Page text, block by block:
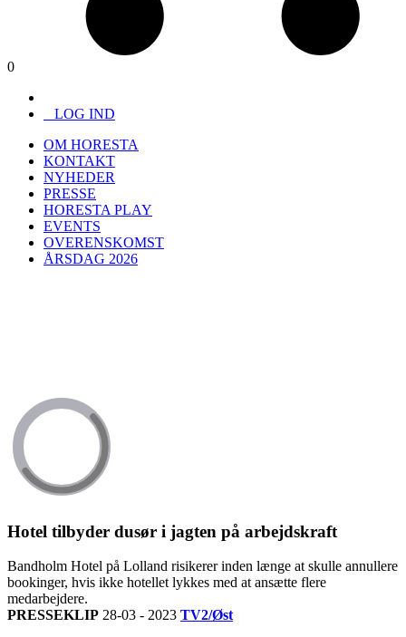
0
LOG IND
OM HORESTA
KONTAKT
NYHEDER
PRESSE
HORESTA PLAY
EVENTS
OVERENSKOMST
ÅRSDAG 2026
Hotel tilbyder dusør i jagten på arbejdskraft
Bandholm Hotel på Lolland risikerer inden længe at skulle annullere
bookinger, hvis ikke hotellet lykkes med at ansætte flere
medarbejdere.
PRESSEKLIP 28-03 - 2023 TV2/Øst